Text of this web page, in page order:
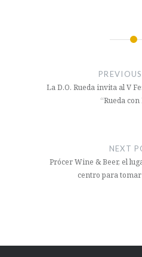
entradasLa D.O. Rueda invita al V
“Rueda con
NEXT
Prócer Wine & Beer, el
centro para